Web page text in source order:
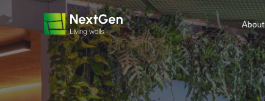
About